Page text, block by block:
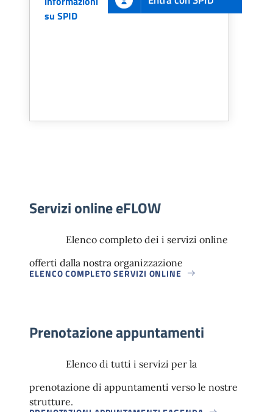
su SPID
Servizi online eFLOW
Elenco completo dei i servizi online
offerti dalla nostra organizzazione
ELENCO COMPLETO SERVIZI ONLINE
Prenotazione appuntamenti
Elenco di tutti i servizi per la
prenotazione di appuntamenti verso le nostre
strutture.